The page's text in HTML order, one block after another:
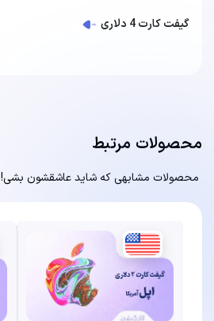
گیفت کارت 4 دلاری
محصولات مرتبط
محصولات مشابهی که شاید عاشقشون بشی!